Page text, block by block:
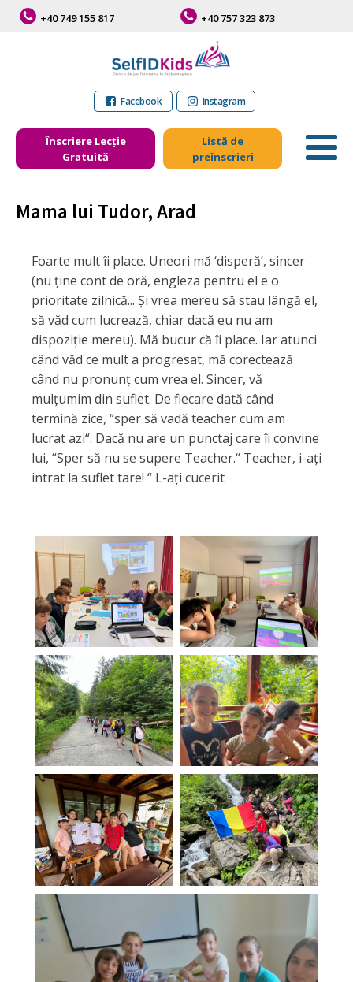
+40 749 155 817 +40 757 323 873
Facebook Instagram
Înscriere Lecție
Gratuită
Listă de
preînscrieri
Mama lui Tudor, Arad
Foarte mult îi place. Uneori mă ‘disperă’, sincer
(nu ține cont de oră, engleza pentru el e o
prioritate zilnică... Și vrea mereu să stau lângă el,
să văd cum lucrează, chiar dacă eu nu am
dispoziție mereu). Mă bucur că îi place. Iar atunci
când văd ce mult a progresat, mă corectează
când nu pronunț cum vrea el. Sincer, vă
mulțumim din suflet. De fiecare dată când
termină zice, “sper să vadă teacher cum am
lucrat azi“. Dacă nu are un punctaj care îi convine
lui, “Sper să nu se supere Teacher.“ Teacher, i-ați
intrat la suflet tare! “ L-ați cucerit